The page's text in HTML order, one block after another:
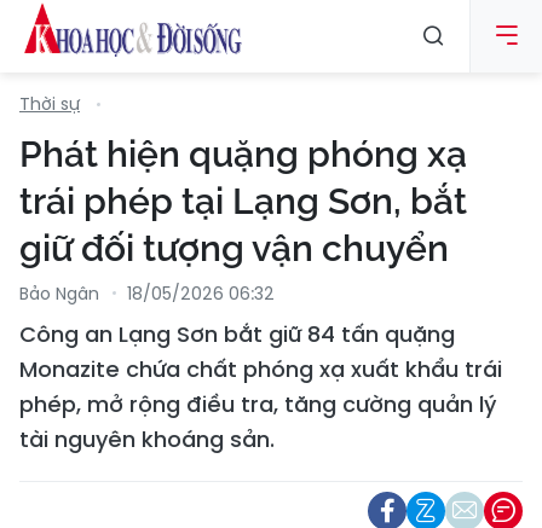
Thời sự
Phát hiện quặng phóng xạ
trái phép tại Lạng Sơn, bắt
giữ đối tượng vận chuyển
Bảo Ngân 18/05/2026 06:32
Công an Lạng Sơn bắt giữ 84 tấn quặng
Monazite chứa chất phóng xạ xuất khẩu trái
phép, mở rộng điều tra, tăng cường quản lý
tài nguyên khoáng sản.